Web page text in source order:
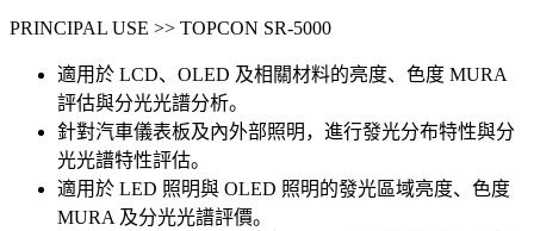
PRINCIPAL USE >> TOPCON SR-5000
適用於 LCD、OLED 及相關材料的亮度、色度 MURA
評估與分光光譜分析。
針對汽車儀表板及內外部照明，進行發光分布特性與分
光光譜特性評估。
適用於 LED 照明與 OLED 照明的發光區域亮度、色度
MURA 及分光光譜評價。